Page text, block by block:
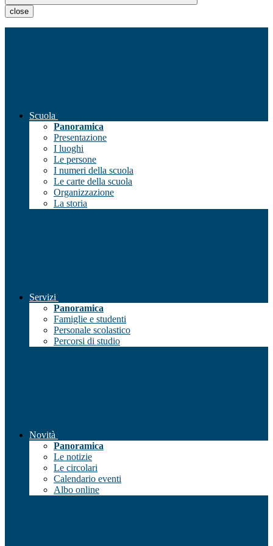
close
Scuola
Panoramica
Presentazione
I luoghi
Le persone
I numeri della scuola
Le carte della scuola
Organizzazione
La storia
Servizi
Panoramica
Famiglie e studenti
Personale scolastico
Percorsi di studio
Novità
Panoramica
Le notizie
Le circolari
Calendario eventi
Albo online